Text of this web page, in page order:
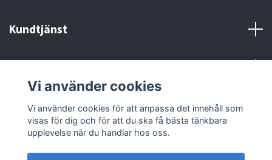
Kundtjänst
Sociala medier
Vi använder cookies
Vi använder cookies för att anpassa det innehåll som
visas för dig och för att du ska få bästa tänkbara
upplevelse när du handlar hos oss.